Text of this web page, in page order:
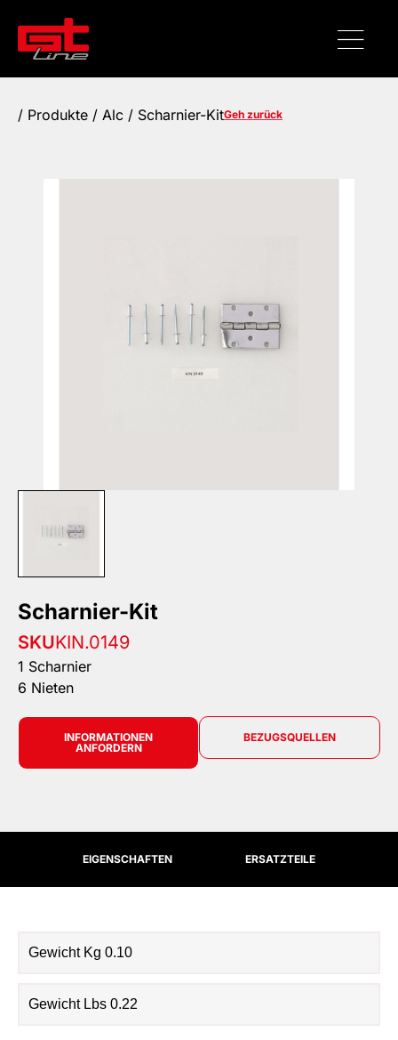
/ Produkte / Alc / Scharnier-KitGeh zurück
Scharnier-Kit
SKUKIN.0149
1 Scharnier
6 Nieten
INFORMATIONEN
ANFORDERN
BEZUGSQUELLEN
EIGENSCHAFTEN ERSATZTEILE
Gewicht Kg 0.10
Gewicht Lbs 0.22